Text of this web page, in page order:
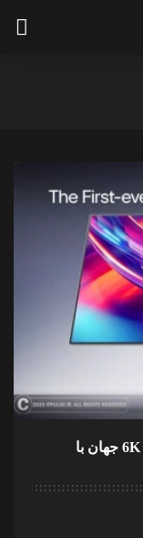
ال‌جی UltraFine Evo 6K: اولین مانیتور 6K جهان با